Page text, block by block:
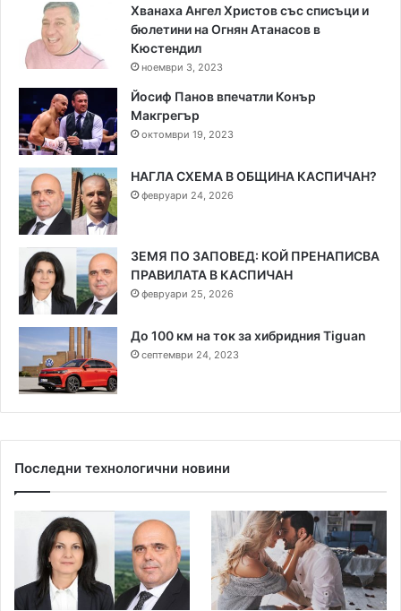
Хванаха Ангел Христов със списъци и
бюлетини на Огнян Атанасов в
Кюстендил
ноември 3, 2023
Йосиф Панов впечатли Конър
Макгрегър
октомври 19, 2023
НАГЛА СХЕМА В ОБЩИНА КАСПИЧАН?
февруари 24, 2026
ЗЕМЯ ПО ЗАПОВЕД: КОЙ ПРЕНАПИСВА
ПРАВИЛАТА В КАСПИЧАН
февруари 25, 2026
До 100 км на ток за хибридния Tiguan
септември 24, 2023
Последни технологични новини